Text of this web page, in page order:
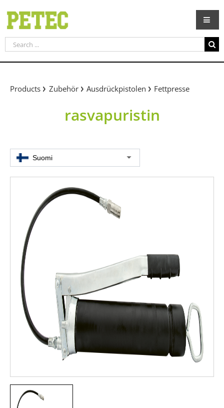
content
Search
for:
Products Zubehör Ausdrückpistolen Fettpresse
rasvapuristin
Suomi